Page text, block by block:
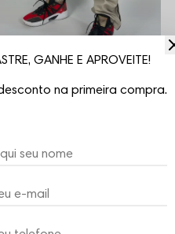
GANHE E APROVEITE!
na primeira compra.